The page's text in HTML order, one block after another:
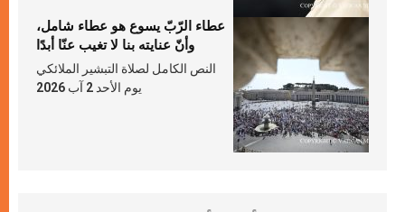
عطاء الرّبّ يسوع هو عطاء شامل،
وأنّ عنايته بنا لا تغيب عنّا أبدًا
النص الكامل لصلاة التبشير الملائكي
يوم الأحد 2 آب 2026